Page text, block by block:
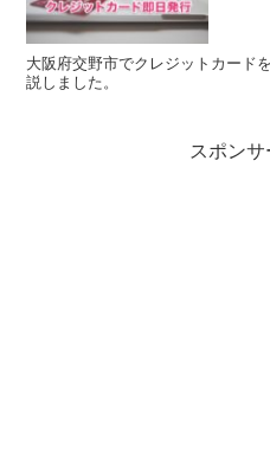
大阪府交野市でクレジットカード
説しました。
スポンサ